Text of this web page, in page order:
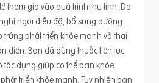
tham gia vào quá trình thụ tinh. Do
ngơi điều độ, bổ sung dưỡng
trứng phát triển khỏe mạnh và thai
diện. Bạn đã dùng thuốc liên tục
tác dụng giúp cơ thể bạn khỏe
triển khỏe mạnh. Tuy nhiên bạn